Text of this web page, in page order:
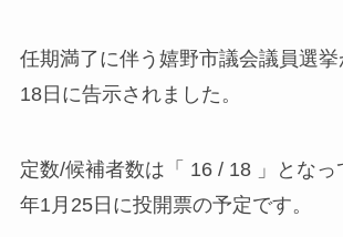
任期満了に伴う嬉野市議会議員選挙
18日に告示されました。
定数/候補者数は「 16 / 18 」となっ
年1月25日に投開票の予定です。